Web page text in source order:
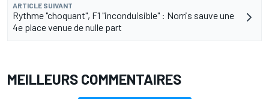
ARTICLE SUIVANT
Rythme "choquant", F1 "inconduisible" : Norris sauve une
4e place venue de nulle part
MEILLEURS COMMENTAIRES